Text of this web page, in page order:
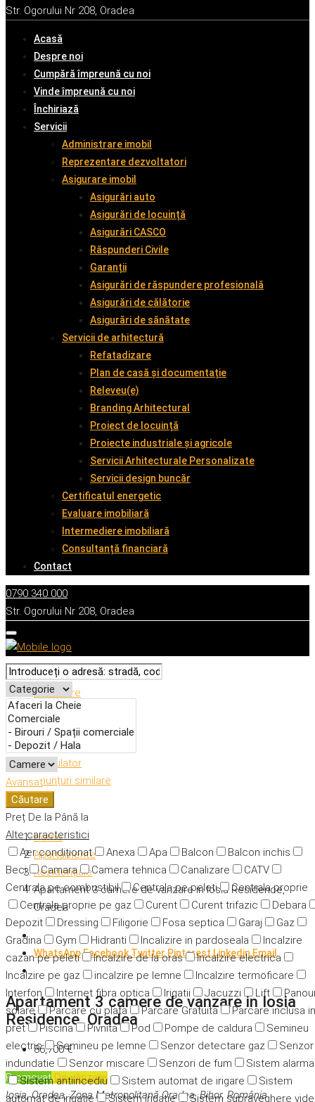
Str. Ogorului Nr 208, Oradea
Acasă
Despre noi
Cumpără împreună cu noi
Vinde împreună cu noi
Închiriază
Servicii
Administrare imobil
Reprezentare dezvoltatori
Asigurare imobil
Asigurări auto
Asigurări de locuință
Asigurări CASCO
Răspunderi Civile
Garanții
Asigurări de răspundere profesională
Asigurări de călătorie
Asigurări de sănătate
Servicii de arhitectură
Refatadizare
Plan de casă și documentație
Releveu(e)
Branding Arhitectural
Proiect de locuință
Proiecte industriale și agricole
Servicii Arhitecturale Personalizate
Servicii design buncăr
Certificatul energetic
Evaluare imobiliară
Intermediere imobiliară
Consultanță financiară
Contact
0790 340 000
Str. Ogorului Nr 208, Oradea
Avansat
Căutare
Preț De la Până la
Alte caracteristici
Aer condiționat
Anexa Apa Balcon
Balcon inchis
Beci
Camara Camera tehnica Canalizare
CATV
Centrala pe combustibil
Centrala pe peleti
Centrala proprie
Centrala proprie pe gaz
Curent Curent trifazic
Debara
Depozit
Dressing Filigorie Fosa septica Garaj
Gaz
Gradina
Gym Hidranti Incalizire in pardoseala
Incalzire
cazan pe peleti
Incalzire de la oras
Incalzire electrica
Incalzire pe gaz
incalzire pe lemne
Incalzire termoficare
Interfon
Internet fibra optica Irigatii Jacuzzi Lift
solare
Parcare cu plata Parcare Gratuita
Parcare inclusa in
pret
Piscina Pivnita Pod Pompe de caldura
Semineu
electric
Semineu pe lemne Senzor detectare gaz
Senzor
indundatie
Senzor miscare Senzori de fum
Sistem alarma
Sistem antiincediu
Sistem automat de irigare
Sistem
automat de irigatie
Sistem irigatie
Sistem supraveghere
Descriere
Caracteristici
Adresă
Detalii
Calculator
Anunțuri similare
Home
Apartamente
Rezidențiale
Apartament 3 camere de vanzare in Iosia Residence,
Oradea
WhatsAppFacebook Twitter Pinterest Linkedin Email
Apartament 3 camere de vanzare in Iosia
Residence, Oradea
86,700 €
PromovatDe vânzare
Iosia, Oradea, Zona Metropolitană Oradea, Bihor, România